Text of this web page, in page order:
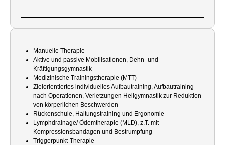
Manuelle Therapie
Aktive und passive Mobilisationen, Dehn- und
Kräftigungsgymnastik
Medizinische Trainingstherapie (MTT)
Zielorientiertes individuelles Aufbautraining, Aufbautraining
nach Operationen, Verletzungen Heilgymnastik zur Reduktion
von körperlichen Beschwerden
Rückenschule, Haltungstraining und Ergonomie
Lymphdrainage/ Ödemtherapie (MLD), z.T. mit
Kompressionsbandagen und Bestrumpfung
Triggerpunkt-Therapie